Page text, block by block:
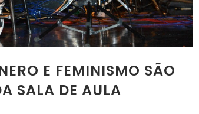
E FEMINISMO SÃO
SALA DE AULA